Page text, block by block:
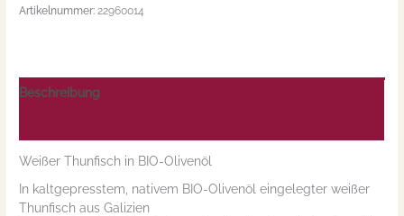
Artikelnummer: 22960014
Beschreibung
Weißer Thunfisch in BIO-Olivenöl
In kaltgepresstem, nativem BIO-Olivenöl eingelegter weißer
Thunfisch aus Galizien